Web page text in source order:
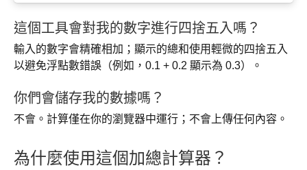
這個工具會對我的數字進行四捨五入嗎？
輸入的數字會精確相加；顯示的總和使用輕微的四捨五入
以避免浮點數錯誤（例如，0.1 + 0.2 顯示為 0.3）。
你們會儲存我的數據嗎？
不會。計算僅在你的瀏覽器中運行；不會上傳任何內容。
為什麼使用這個加總計算器？